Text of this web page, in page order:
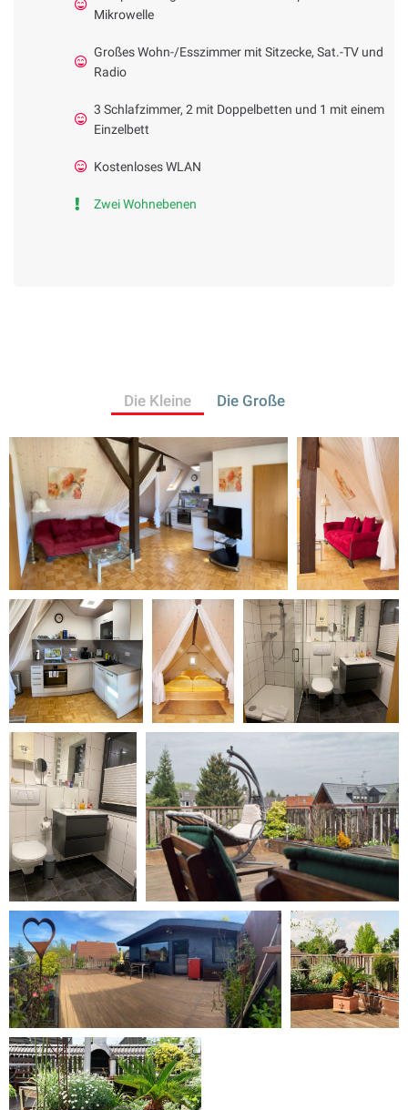
Mikrowelle
Großes Wohn-/Esszimmer mit Sitzecke, Sat.-TV und
Radio
3 Schlafzimmer, 2 mit Doppelbetten und 1 mit einem
Einzelbett
Kostenloses WLAN
Zwei Wohnebenen
Die Kleine Die Große